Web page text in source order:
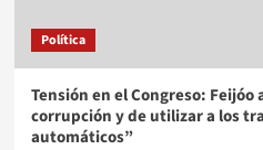
Política
Tensión en el Congreso: Feijóo
corrupción y de utilizar a los
automáticos”